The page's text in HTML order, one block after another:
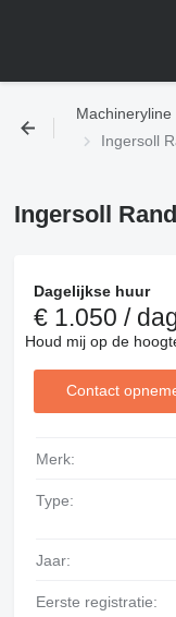
Machineryline
Ingersoll
Ingersoll
Dagelijkse huur
€ 1.050 /
Houd mij op de
Contact
Merk:
Type:
Jaar:
Eerste registratie: